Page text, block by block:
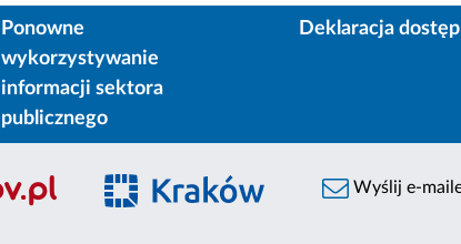
Ponowne
wykorzystywanie
informacji sektora
publicznego
Deklaracja
Wyślij e-